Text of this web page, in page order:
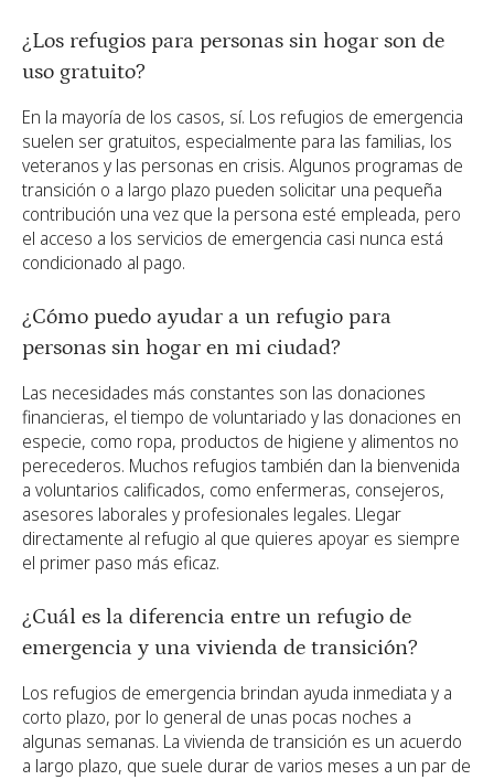
¿Los refugios para personas sin hogar son de
uso gratuito?
En la mayoría de los casos, sí. Los refugios de emergencia
suelen ser gratuitos, especialmente para las familias, los
veteranos y las personas en crisis. Algunos programas de
transición o a largo plazo pueden solicitar una pequeña
contribución una vez que la persona esté empleada, pero
el acceso a los servicios de emergencia casi nunca está
condicionado al pago.
¿Cómo puedo ayudar a un refugio para
personas sin hogar en mi ciudad?
Las necesidades más constantes son las donaciones
financieras, el tiempo de voluntariado y las donaciones en
especie, como ropa, productos de higiene y alimentos no
perecederos. Muchos refugios también dan la bienvenida
a voluntarios calificados, como enfermeras, consejeros,
asesores laborales y profesionales legales. Llegar
directamente al refugio al que quieres apoyar es siempre
el primer paso más eficaz.
¿Cuál es la diferencia entre un refugio de
emergencia y una vivienda de transición?
Los refugios de emergencia brindan ayuda inmediata y a
corto plazo, por lo general de unas pocas noches a
algunas semanas. La vivienda de transición es un acuerdo
a largo plazo, que suele durar de varios meses a un par de